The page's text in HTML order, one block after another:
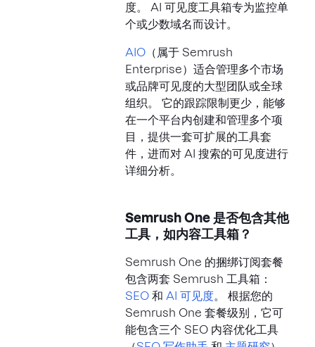
度。 AI 可见度工具箱专为监控单
个或少数域名而设计。
AIO （属于 Semrush
Enterprise）适合管理多个市场
或品牌可见度的大型团队或全球
组织。 它的跟踪限制更少，能够
在一个平台内创建和管理多个项
目，提供一套可扩展的工具套
件，进而对 AI 搜索的可见度进行
详细分析。
Semrush One 是否包含其他
工具，如内容工具箱？
Semrush One 的捆绑订阅套餐
包含两套 Semrush 工具箱：
SEO 和 AI 可见度。 根据您的
Semrush One 套餐级别，它可
能包含三个 SEO 内容优化工具